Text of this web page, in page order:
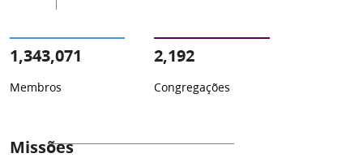
1,343,071
Membros
2,192
Congregações
Missões